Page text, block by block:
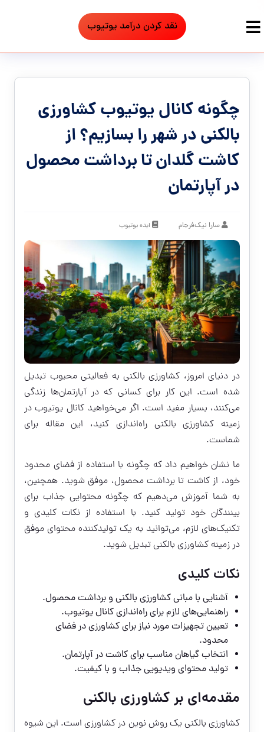
نقد کردن درآمد یوتیوب
چگونه کانال یوتیوب کشاورزی
بالکنی در شهر را بسازیم؟ از
کاشت گلدان تا برداشت محصول
در آپارتمان
سارا نیک‌فرجام ایده یوتیوب
در دنیای امروز، کشاورزی بالکنی به فعالیتی محبوب تبدیل
شده است. این کار برای کسانی که در آپارتمان‌ها زندگی
می‌کنند، بسیار مفید است. اگر می‌خواهید کانال یوتیوب در
زمینه کشاورزی بالکنی راه‌اندازی کنید، این مقاله برای
شماست.
ما نشان خواهیم داد که چگونه با استفاده از فضای محدود
خود، از کاشت تا برداشت محصول، موفق شوید. همچنین،
به شما آموزش می‌دهیم که چگونه محتوایی جذاب برای
بینندگان خود تولید کنید. با استفاده از نکات کلیدی و
تکنیک‌های لازم، می‌توانید به یک تولیدکننده محتوای موفق
در زمینه کشاورزی بالکنی تبدیل شوید.
نکات کلیدی
آشنایی با مبانی کشاورزی بالکنی و برداشت محصول.
راهنمایی‌های لازم برای راه‌اندازی کانال یوتیوب.
تعیین تجهیزات مورد نیاز برای کشاورزی در فضای
محدود.
انتخاب گیاهان مناسب برای کاشت در آپارتمان.
تولید محتوای ویدیویی جذاب و با کیفیت.
مقدمه‌ای بر کشاورزی بالکنی
کشاورزی بالکنی یک روش نوین در کشاورزی است. این شیوه